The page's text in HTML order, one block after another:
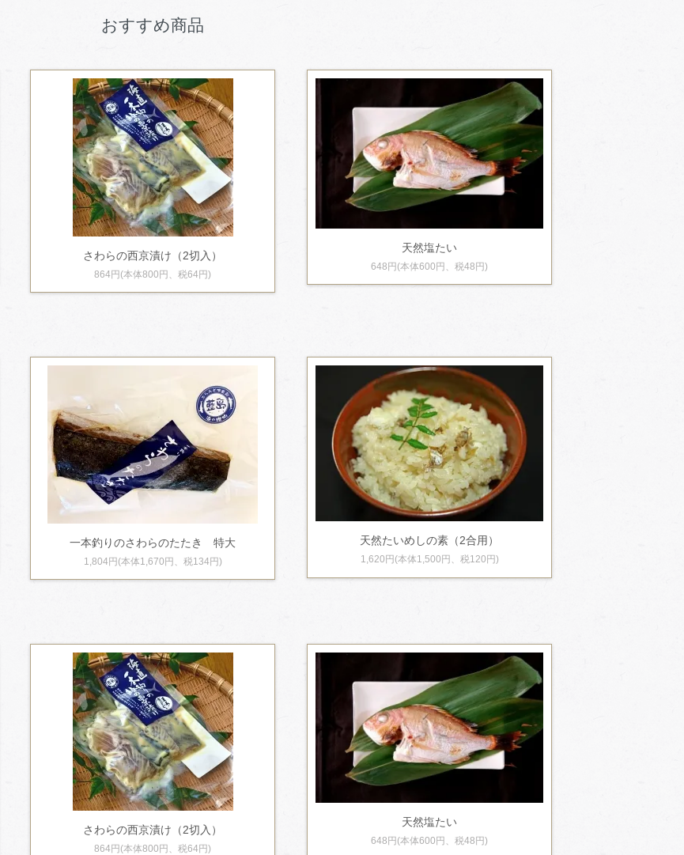
おすすめ商品
さわらの西京漬け（2切入）
864円(本体800円、税64円)
天然塩たい
648円(本体600円、税48円)
一本釣りのさわらのたたき 特大
1,804円(本体1,670円、税134円)
天然たいめしの素（2合用）
1,620円(本体1,500円、税120円)
さわらの西京漬け（2切入）
864円(本体800円、税64円)
天然塩たい
648円(本体600円、税48円)